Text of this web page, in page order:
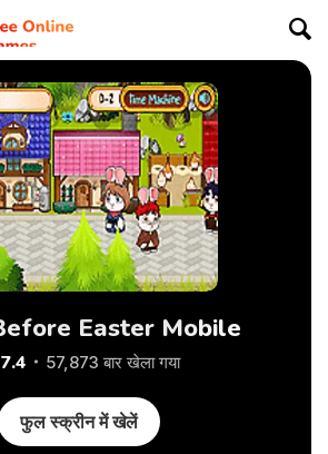
Easter Mobile
7.4 57,873 बार खेला गया
फुल स्क्रीन में खेलें